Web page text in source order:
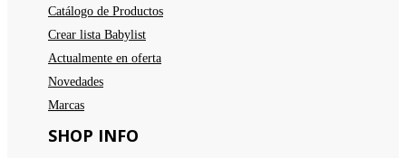
Catálogo de Productos
Crear lista Babylist
Actualmente en oferta
Novedades
Marcas
SHOP INFO